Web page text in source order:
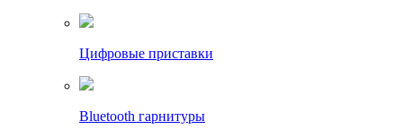
Цифровые приставки
Bluetooth гарнитуры